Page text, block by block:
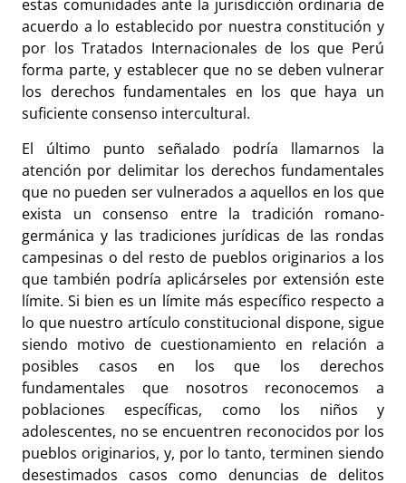
estas comunidades ante la jurisdicción ordinaria de
acuerdo a lo establecido por nuestra constitución y
por los Tratados Internacionales de los que Perú
forma parte, y establecer que no se deben vulnerar
los derechos fundamentales en los que haya un
suficiente consenso intercultural.
El último punto señalado podría llamarnos la
atención por delimitar los derechos fundamentales
que no pueden ser vulnerados a aquellos en los que
exista un consenso entre la tradición romano-
germánica y las tradiciones jurídicas de las rondas
campesinas o del resto de pueblos originarios a los
que también podría aplicárseles por extensión este
límite. Si bien es un límite más específico respecto a
lo que nuestro artículo constitucional dispone, sigue
siendo motivo de cuestionamiento en relación a
posibles casos en los que los derechos
fundamentales que nosotros reconocemos a
poblaciones específicas, como los niños y
adolescentes, no se encuentren reconocidos por los
pueblos originarios, y, por lo tanto, terminen siendo
desestimados casos como denuncias de delitos